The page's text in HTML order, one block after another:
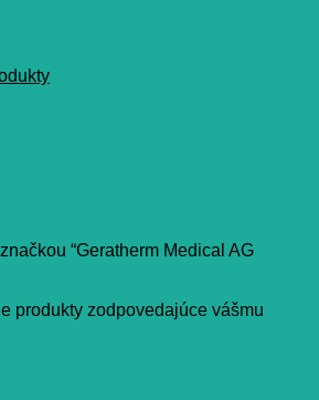
“Geratherm Medical AG
produkty zodpovedajúce vášmu